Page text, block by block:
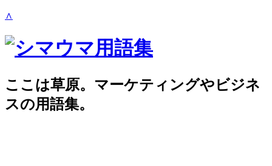
∧
ここは草原。マーケティングやビジネ
スの用語集。